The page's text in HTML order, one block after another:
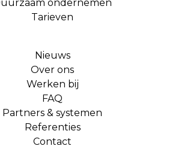
ondernemen
Tarieven
Nieuws
Over ons
Werken bij
FAQ
Partners & systemen
Referenties
Contact